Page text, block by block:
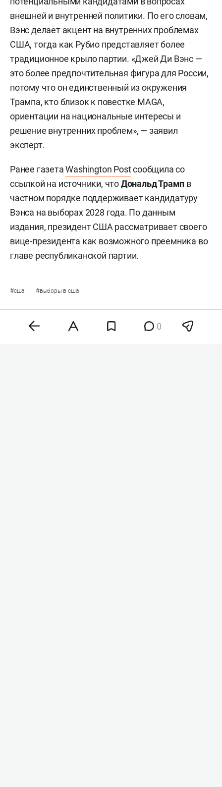
внешней и внутренней политики. По его словам,
Вэнс делает акцент на внутренних проблемах
США, тогда как Рубио представляет более
традиционное крыло партии. «Джей Ди Вэнс —
это более предпочтительная фигура для России,
потому что он единственный из окружения
Трампа, кто близок к повестке MAGA,
ориентации на национальные интересы и
решение внутренних проблем», — заявил
эксперт.
Ранее газетаWashington Postсообщила со
ссылкой на источники, чтоДональд Трамп в
частном порядке поддерживает кандидатуру
Вэнса на выборах 2028 года. По данным
издания, президент США рассматривает своего
вице-президента как возможного преемника во
главе республиканской партии.
#сша #выборы в сша
Комментарии
0